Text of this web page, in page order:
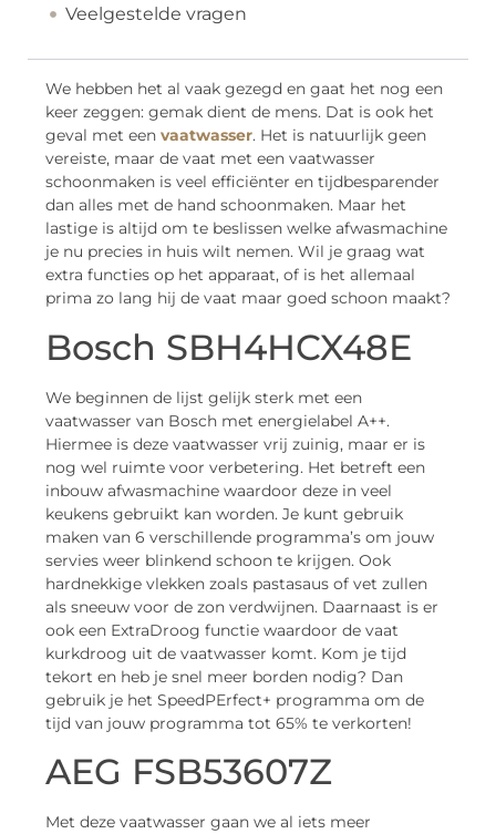
Veelgestelde vragen
We hebben het al vaak gezegd en gaat het nog een
keer zeggen: gemak dient de mens. Dat is ook het
geval met een vaatwasser. Het is natuurlijk geen
vereiste, maar de vaat met een vaatwasser
schoonmaken is veel efficiënter en tijdbesparender
dan alles met de hand schoonmaken. Maar het
lastige is altijd om te beslissen welke afwasmachine
je nu precies in huis wilt nemen. Wil je graag wat
extra functies op het apparaat, of is het allemaal
prima zo lang hij de vaat maar goed schoon maakt?
Bosch SBH4HCX48E
We beginnen de lijst gelijk sterk met een
vaatwasser van Bosch met energielabel A++.
Hiermee is deze vaatwasser vrij zuinig, maar er is
nog wel ruimte voor verbetering. Het betreft een
inbouw afwasmachine waardoor deze in veel
keukens gebruikt kan worden. Je kunt gebruik
maken van 6 verschillende programma’s om jouw
servies weer blinkend schoon te krijgen. Ook
hardnekkige vlekken zoals pastasaus of vet zullen
als sneeuw voor de zon verdwijnen. Daarnaast is er
ook een ExtraDroog functie waardoor de vaat
kurkdroog uit de vaatwasser komt. Kom je tijd
tekort en heb je snel meer borden nodig? Dan
gebruik je het SpeedPErfect+ programma om de
tijd van jouw programma tot 65% te verkorten!
AEG FSB53607Z
Met deze vaatwasser gaan we al iets meer